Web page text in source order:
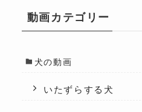
動画カテゴリー
犬の動画
いたずらする犬